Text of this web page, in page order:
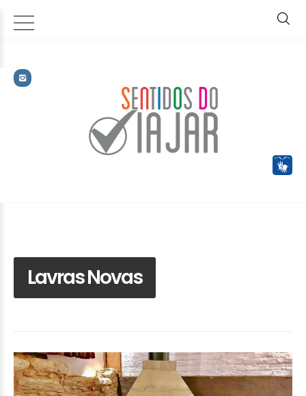
Lavras Novas